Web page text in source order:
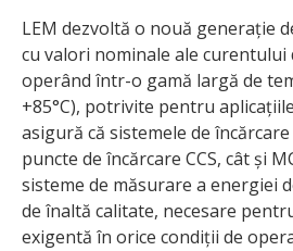
LEM dezvoltă o nouă generație
cu valori nominale ale curentului
operând într-o gamă largă de
+85°C), potrivite pentru
asigură că sistemele de
puncte de încărcare CCS, cât și
sisteme de măsurare a energiei
de înaltă calitate, necesare
exigentă în orice condiții de